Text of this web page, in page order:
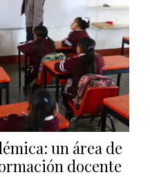
un área de
docente